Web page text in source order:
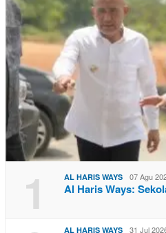
1 AL HARIS WAYS 07 Agu
Al Haris Ways:
AL HARIS WAYS 31 Jul